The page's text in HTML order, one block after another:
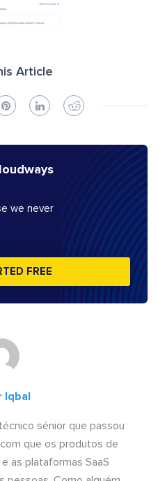
Article
we never
FREE
Iqbal
sénior que passou
que os produtos de
as plataformas SaaS